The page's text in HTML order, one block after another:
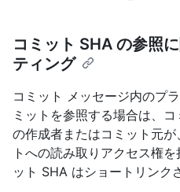
コミット SHA の参照
ティング
コミット メッセージ内のプ
ミットを参照する場合は、
の作成者またはコミット元
トへの読み取りアクセス権
ット SHA はショートリンク